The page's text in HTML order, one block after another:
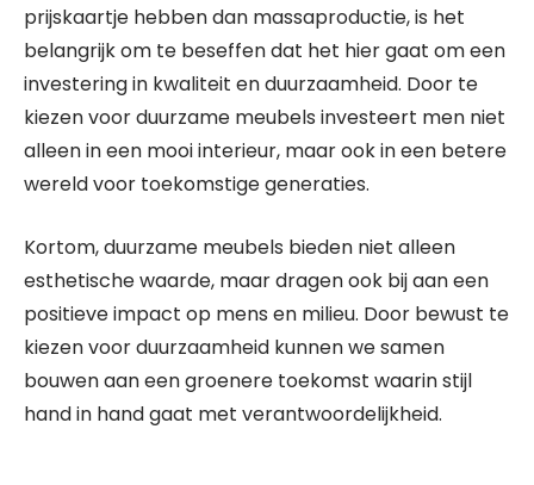
prijskaartje hebben dan massaproductie, is het
belangrijk om te beseffen dat het hier gaat om een
investering in kwaliteit en duurzaamheid. Door te
kiezen voor duurzame meubels investeert men niet
alleen in een mooi interieur, maar ook in een betere
wereld voor toekomstige generaties.
Kortom, duurzame meubels bieden niet alleen
esthetische waarde, maar dragen ook bij aan een
positieve impact op mens en milieu. Door bewust te
kiezen voor duurzaamheid kunnen we samen
bouwen aan een groenere toekomst waarin stijl
hand in hand gaat met verantwoordelijkheid.